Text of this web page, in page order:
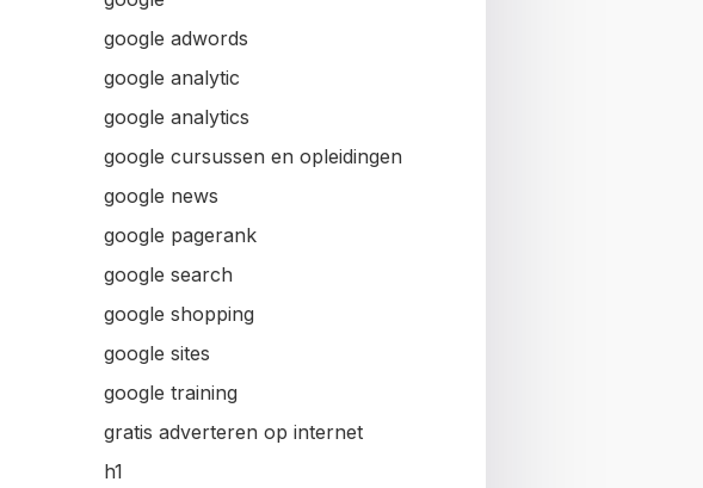
google adwords
google analytic
google analytics
google cursussen en opleidingen
google news
google pagerank
google search
google shopping
google sites
google training
gratis adverteren op internet
h1